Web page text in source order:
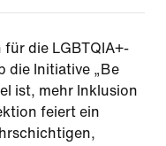
für die LGBTQIA+-
die Initiative „Be
ist, mehr Inklusion
feiert ein